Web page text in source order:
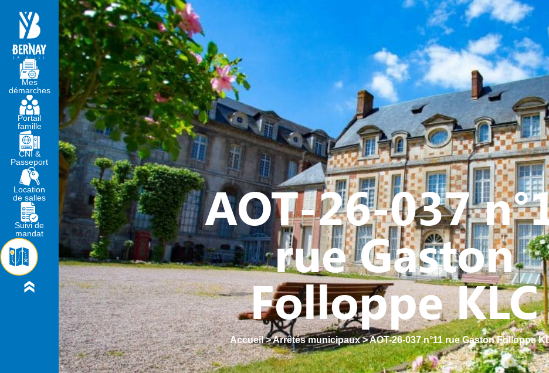
MA MAIRIE VIVRE À BERNAY ACTION SOCIALE VIE
AOT-26-037
rue Gaston
Folloppe KLC
Accueil>Arrêtés municipaux>AOT-26-037 n°11 rue Gaston Folloppe
Mes
démarches
Portail
famille
CNI &
Passeport
Location
de salles
Suivi de
mandat